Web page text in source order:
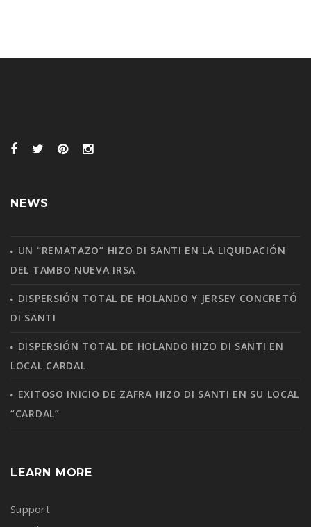
NEWS
UN “REMATAZO” HIZO DI SANTI EN LA LIQUIDACIÓN
DEL TAMBO NUEVA IRSA
DISPERSIÓN TOTAL DE HOLANDO Y JERSEY CONCRETÓ
DI SANTI
DISPERSIÓN TOTAL DE HOLANDO HIZO DI SANTI EN
LOCAL CARDAL
EXITOSO INICIO DE ZAFRA HIZO DI SANTI EN SU LOCAL
“CARDAL”
LEARN MORE
Support